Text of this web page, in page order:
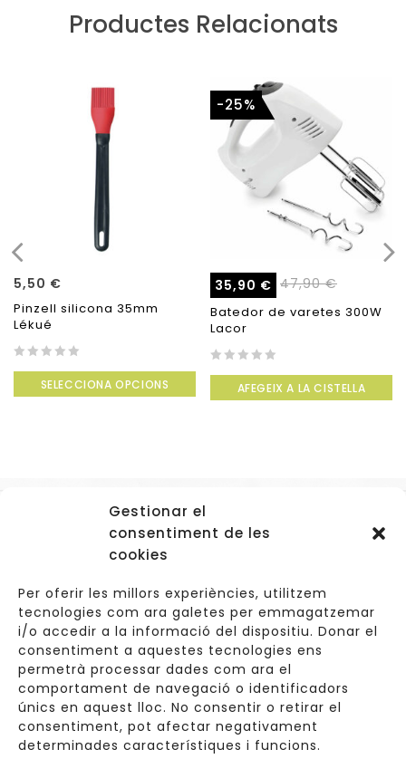
Gestionar el
consentiment de les
cookies
Per oferir les millors experiències, utilitzem
tecnologies com ara galetes per emmagatzemar
i/o accedir a la informació del dispositiu. Donar el
consentiment a aquestes tecnologies ens
permetrà processar dades com ara el
comportament de navegació o identificadors
únics en aquest lloc. No consentir o retirar el
consentiment, pot afectar negativament
determinades característiques i funcions.
Productes Relacionats
5,50 €
Pinzell silicona 35mm
Lékué
of
SELECCIONA OPCIONS
-25%
47,90€
35,90 €
Batedor de varetes 300W
Lacor
of
AFEGEIX A LA CISTELLA
Carrer de Valldoreix 45, 08172 Sant Cugat del Vallès
933 157 807 | 691967537
info@cuinetes.shop